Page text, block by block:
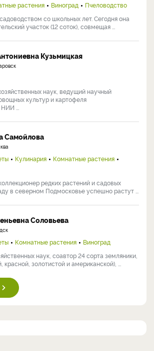
растения Виноград
Пчеловодство
со школьных лет. Сегодня она
участок (12 соток), совмещая ...
Кузьмицкая
наук, ведущий научный
культур и картофеля
...
Самойлова
Кулинария
Комнатные растения
редких растений и садовых
в северном Подмосковье успешно растут ...
Соловьева
Комнатные растения
Виноград
наук, соавтор 24 сорта земляники,
золотистой и американской), ...